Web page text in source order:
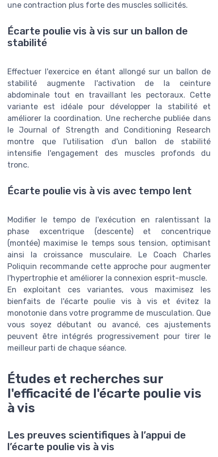
une contraction plus forte des muscles sollicités.
Écarte poulie vis à vis sur un ballon de
stabilité
Effectuer l'exercice en étant allongé sur un ballon de
stabilité augmente l'activation de la ceinture
abdominale tout en travaillant les pectoraux. Cette
variante est idéale pour développer la stabilité et
améliorer la coordination. Une recherche publiée dans
le Journal of Strength and Conditioning Research
montre que l'utilisation d'un ballon de stabilité
intensifie l'engagement des muscles profonds du
tronc.
Écarte poulie vis à vis avec tempo lent
Modifier le tempo de l'exécution en ralentissant la
phase excentrique (descente) et concentrique
(montée) maximise le temps sous tension, optimisant
ainsi la croissance musculaire. Le Coach Charles
Poliquin recommande cette approche pour augmenter
l'hypertrophie et améliorer la connexion esprit-muscle.
En exploitant ces variantes, vous maximisez les
bienfaits de l'écarte poulie vis à vis et évitez la
monotonie dans votre programme de musculation. Que
vous soyez débutant ou avancé, ces ajustements
peuvent être intégrés progressivement pour tirer le
meilleur parti de chaque séance.
Études et recherches sur
l'efficacité de l'écarte poulie vis
à vis
Les preuves scientifiques à l’appui de
l’écarte poulie vis à vis